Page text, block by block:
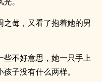
莓，又看了抱着她的男
些不好意思，她一只手上
子没有什么两样。